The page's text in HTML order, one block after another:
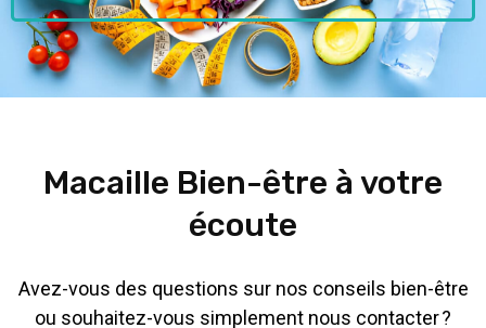
Macaille Bien-être à votre
écoute
Avez-vous des questions sur nos conseils bien-être
ou souhaitez-vous simplement nous contacter ?